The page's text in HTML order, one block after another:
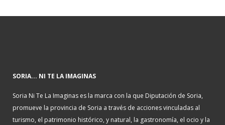
SORIA... NI TE LA IMAGINAS
Soria Ni Te La Imaginas es la marca con la que Diputación de Soria,
promueve la provincia de Soria a través de acciones vinculadas al
turismo, el patrimonio histórico, y natural, la gastronomía, el ocio y la